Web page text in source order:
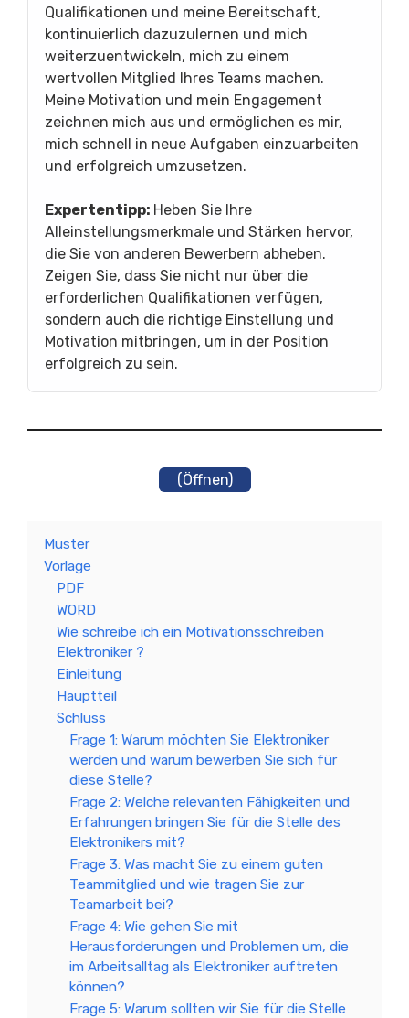
Qualifikationen und meine Bereitschaft,
kontinuierlich dazuzulernen und mich
weiterzuentwickeln, mich zu einem
wertvollen Mitglied Ihres Teams machen.
Meine Motivation und mein Engagement
zeichnen mich aus und ermöglichen es mir,
mich schnell in neue Aufgaben einzuarbeiten
und erfolgreich umzusetzen.
Expertentipp: Heben Sie Ihre
Alleinstellungsmerkmale und Stärken hervor,
die Sie von anderen Bewerbern abheben.
Zeigen Sie, dass Sie nicht nur über die
erforderlichen Qualifikationen verfügen,
sondern auch die richtige Einstellung und
Motivation mitbringen, um in der Position
erfolgreich zu sein.
(Öffnen)
Muster
Vorlage
PDF
WORD
Wie schreibe ich ein Motivationsschreiben
Elektroniker ?
Einleitung
Hauptteil
Schluss
Frage 1: Warum möchten Sie Elektroniker
werden und warum bewerben Sie sich für
diese Stelle?
Frage 2: Welche relevanten Fähigkeiten und
Erfahrungen bringen Sie für die Stelle des
Elektronikers mit?
Frage 3: Was macht Sie zu einem guten
Teammitglied und wie tragen Sie zur
Teamarbeit bei?
Frage 4: Wie gehen Sie mit
Herausforderungen und Problemen um, die
im Arbeitsalltag als Elektroniker auftreten
können?
Frage 5: Warum sollten wir Sie für die Stelle